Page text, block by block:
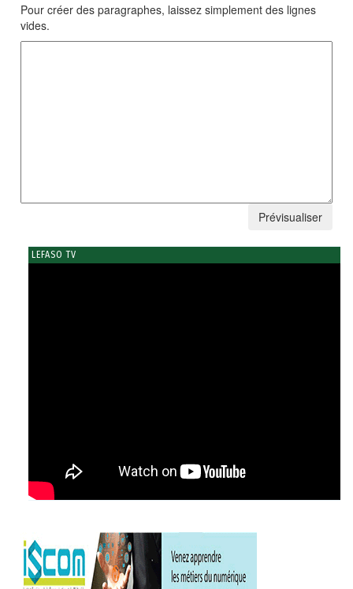
Pour créer des paragraphes, laissez simplement des lignes
vides.
LEFASO TV